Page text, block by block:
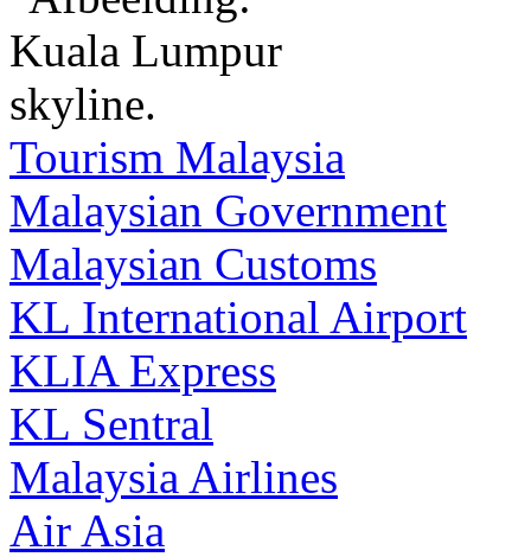
Tourism Malaysia
Malaysian Government
Malaysian Customs
KL International Airport
KLIA Express
KL Sentral
Malaysia Airlines
Air Asia